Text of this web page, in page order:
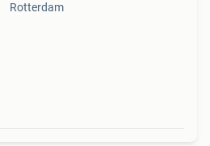
Rotterdam